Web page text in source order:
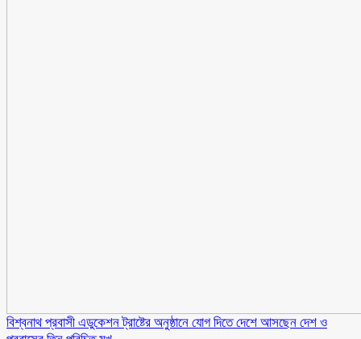
বিশ্বনাথ প্রবাসী এডুকেশন ট্রাষ্টের অনুষ্ঠানে যোগ দিতে দেশে আসছেন দেশ ও